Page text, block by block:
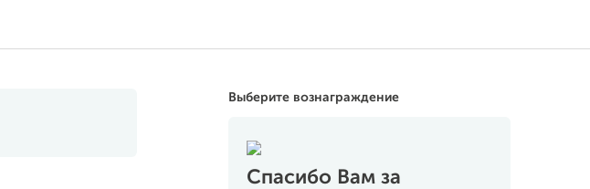
Выберите вознаграждение
Спасибо Вам за